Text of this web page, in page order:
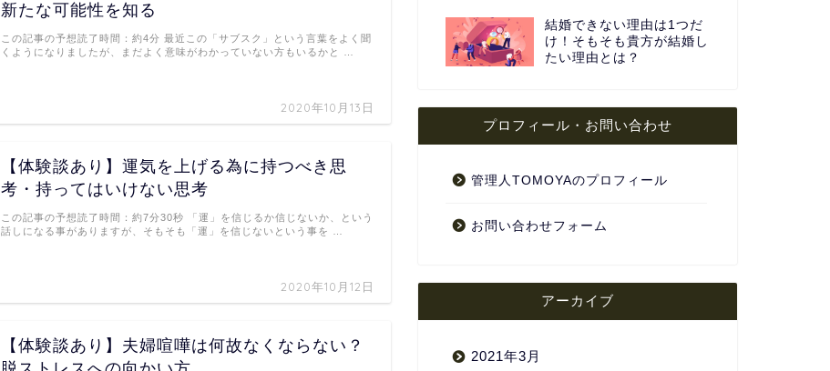
新たな可能性を知る
2020年10月13日
この記事の予想読了時間：約4分 最近この「サブスク」という言葉をよく聞
くようになりましたが、まだよく意味がわかっていない方もいるかと …
【体験談あり】運気を上げる為に持つべき思
考・持ってはいけない思考
2020年10月12日
この記事の予想読了時間：約7分30秒 「運」を信じるか信じないか、という
話しになる事がありますが、そもそも「運」を信じないという事を …
【体験談あり】夫婦喧嘩は何故なくならない？
結婚できない理由は1つだ
け！そもそも貴方が結婚し
たい理由とは？
プロフィール・お問い合わせ
管理人TOMOYAのプロフィール
お問い合わせフォーム
アーカイブ
2021年3月